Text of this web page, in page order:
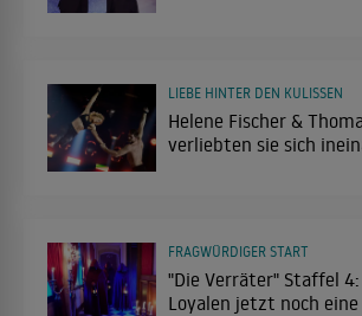
Helene Fischer &
verliebten sie sich
LIEBE HINTER DEN KULISSEN
"Die Verräter" Staffel 4:
Loyalen jetzt noch eine
FRAGWÜRDIGER START